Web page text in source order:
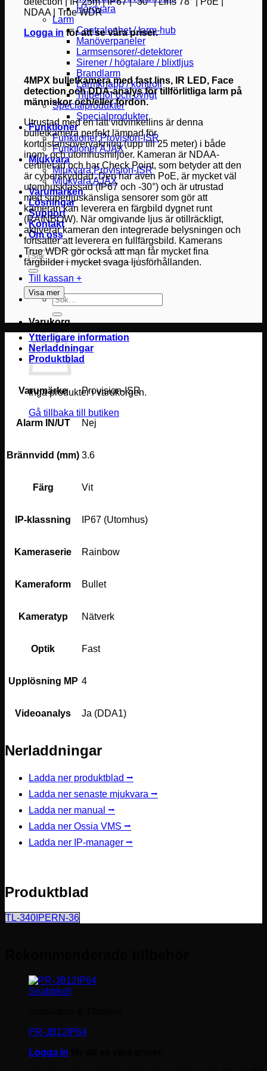
Hårdvara
Larm
Centralenhet / larm-hub
Manöverpaneler
Larmsensorer/-detektorer
Sirener / högtalare / blixtljus
Brandlarm
Larmknapp / kontroll
Tillbehör och övrigt
Specialprodukter
Specialprodukter
Funktioner
Funktioner Provision-ISR
Funktioner AJAX
Mjukvara
Mjukvara Provision-ISR
Mjukvara AJAX
Varumärken
Lösningar
Support
Kontakt
Om oss
Sök
efter:
Till kassan +
Sök
efter:
Varukorg
Inga produkter i varukorgen.
Gå tillbaka till butiken
NDAA | True WDR
Logga in för att se våra priser.
4MPX bulletkamera med fast lins, IR LED, Face
detection och DDA-analys för tillförlitliga larm på
människor och/eller fordon.
Utrustad med en lätt vidvinkellins är denna
bulletkamera perfekt lämpad för
kortdistansövervakning (upp till 25 meter) i både
inom- och utomhusmiljöer. Kameran är NDAA-
certifierad och har Check Point, som betyder att den
är cyberskyddad. Den har även PoE, är mycket väl
utomhusklassad (IP67 och -30°) och är utrustad
med superljuskänsliga sensorer som gör att
kameran kan leverera en färgbild dygnet runt
(RAINBOW). När omgivande ljus är otillräckligt,
aktiverar kameran den integrerade belysningen och
fortsätter att leverera en fullfärgsbild. Kamerans
True WDR gör också att man får mycket fina
färgbilder i mycket svaga ljusförhållanden.
Visa mer
Ytterligare information
Nerladdningar
Produktblad
Varumärke Provision-ISR
Alarm IN/UT Nej
Brännvidd (mm) 3.6
Färg Vit
IP-klassning IP67 (Utomhus)
Kameraserie Rainbow
Kameraform Bullet
Kameratyp Nätverk
Optik Fast
Upplösning MP 4
Videoanalys Ja (DDA1)
Nerladdningar
Ladda ner produktblad ⭢
Ladda ner senaste mjukvara ⭢
Ladda ner manual ⭢
Ladda ner Ossia VMS ⭢
Ladda ner IP-manager ⭢
Produktblad
TL-340IPERN-36
Snabbkoll
PR-JB12IP64
Logga in